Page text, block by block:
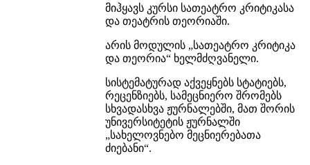
მიჰყავს კურსი სათეატრო კრიტიკასა
და თეატრის თეორიაში.
არის მოდულის „სათეატრო კრიტიკა
და თეორია“ ხელმძღვანელი.
სისტემატურად აქვეყნებს სტატიებს,
რეცენზიებს, სამეცნიერო შრომებს
სხვადასხვა ჟურნალებში, მათ შორის
უნივერსიტეტის ჟურნალში
„სახელოვნებო მეცნიერებათა
ძიებანი“.